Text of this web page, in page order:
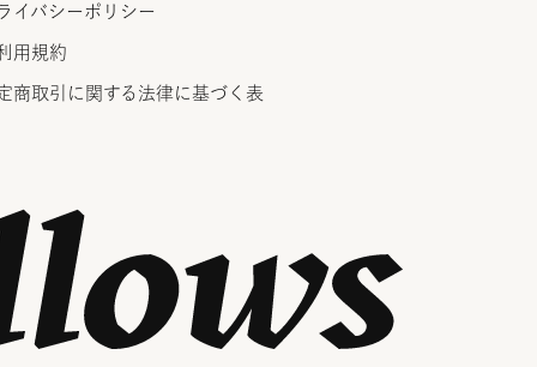
イバシーポリシー
用規約
商取引に関する法律に基づく表